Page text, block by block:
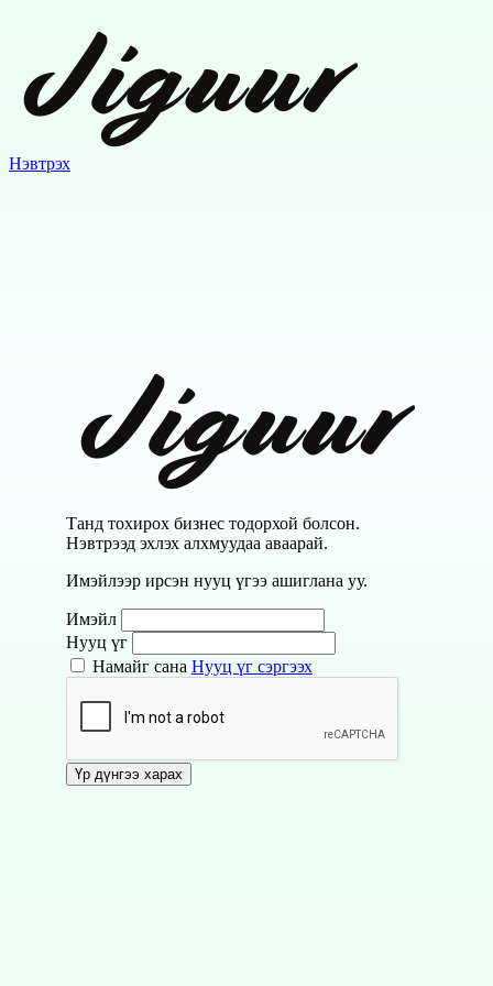
Нэвтрэх
Танд тохирох бизнес тодорхой болсон.
Нэвтрээд эхлэх алхмуудаа аваарай.
Имэйлээр ирсэн нууц үгээ ашиглана уу.
Имэйл
Нууц үг
Намайг сана Нууц үг сэргээх
Үр дүнгээ харах